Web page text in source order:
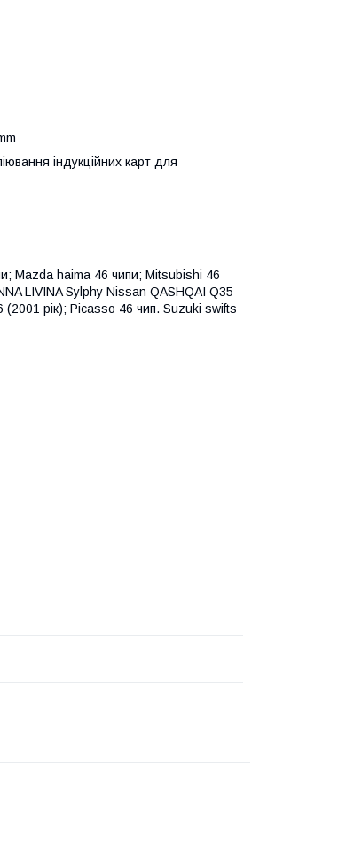
індукційних карт для
Mazda haima 46 чипи; Mitsubishi 46
LIVINA Sylphy Nissan QASHQAI Q35
рік); Picasso 46 чип. Suzuki swifts